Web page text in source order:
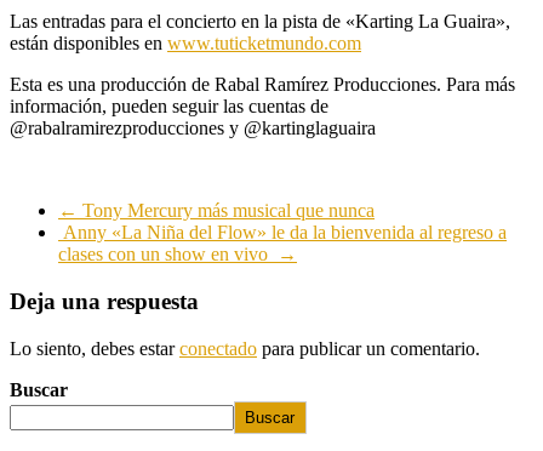
Las entradas para el concierto en la pista de «Karting La Guaira»,
están disponibles en www.tuticketmundo.com
Esta es una producción de Rabal Ramírez Producciones. Para más
información, pueden seguir las cuentas de
@rabalramirezproducciones y @kartinglaguaira
← Tony Mercury más musical que nunca
Anny «La Niña del Flow» le da la bienvenida al regreso a
clases con un show en vivo
→
Deja una respuesta
Lo siento, debes estarconectado para publicar un comentario.
Buscar
Buscar